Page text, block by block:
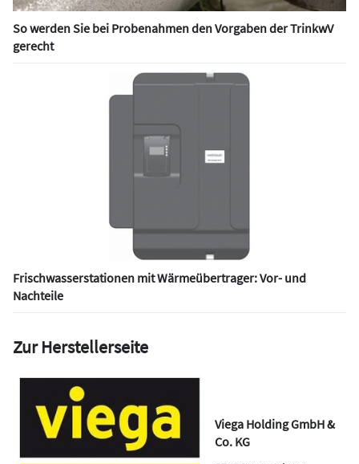
So werden Sie bei Probenahmen den Vorgaben der TrinkwV
gerecht
Frischwasserstationen mit Wärmeübertrager: Vor- und
Nachteile
Zur Herstellerseite
Viega Holding GmbH &
Co. KG